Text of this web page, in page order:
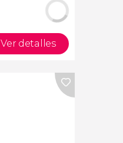
Ver detalles